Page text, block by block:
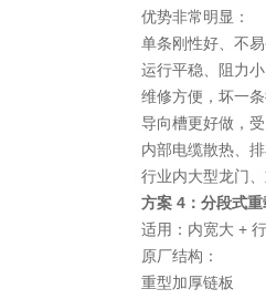
优势非常明显：
单条刚性好、不
运行平稳、阻力
维修方便，坏一
导向槽更好做，
内部电缆散热、
行业内大型龙门
方案 4：分段式
适用：内宽大 +
原厂结构：
重型加厚链板